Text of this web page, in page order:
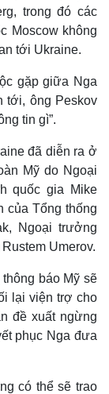
trong đó các
Moscow không
tới Ukraine.
gặp giữa Nga
tới, ông Peskov
tin gì”.
đã diễn ra ở
Mỹ do Ngoại
quốc gia Mike
của Tổng thống
Ngoại trưởng
Umerov.
báo Mỹ sẽ
lại viện trợ cho
đề xuất ngừng
phục Nga đưa
có thể sẽ trao